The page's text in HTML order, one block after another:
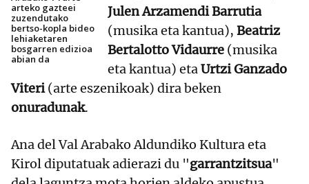
arteko gazteei
zuzendutako
bertso-kopla bideo
lehiaketaren
bosgarren edizioa
abian da
Julen Arzamendi Barrutia
(musika eta kantua), Beatriz
Bertalotto Vidaurre (musika
eta kantua) etaUrtzi Ganzado
Viteri(arte eszenikoak) dira beken
onuradunak.
Ana del Val Arabako Aldundiko Kultura eta
Kirol diputatuak adierazi du "garrantzitsua"